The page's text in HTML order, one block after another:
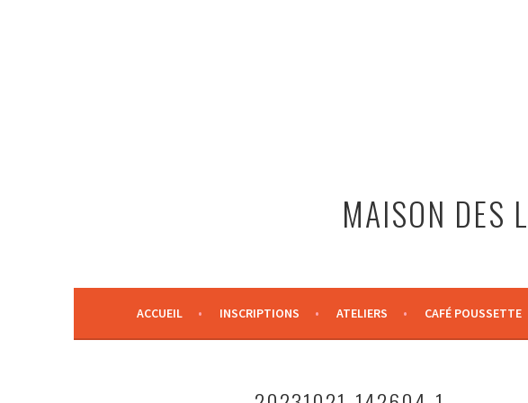
MAISON DES
ACCUEIL INSCRIPTIONS ATELIERS CAFÉ POUSSETTE